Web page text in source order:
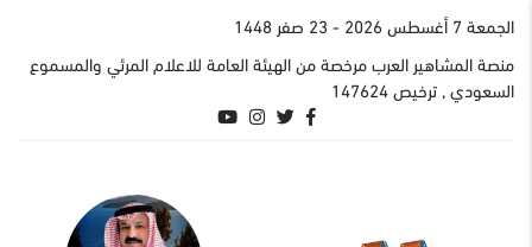
الجمعة 7 أغسطس 2026
- 23 صفر 1448
منصة المشاهير العرب مرخصة من الهيئة العامة للاعلام المرئي والمسموع
السعودي , ترخيص 147624